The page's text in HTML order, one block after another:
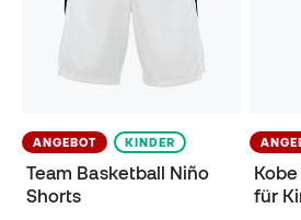
ANGEBOT KINDER
Team Basketball Niño
Shorts
für